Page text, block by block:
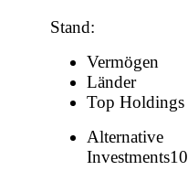
Stand:
Vermögen
Länder
Top Holdings
Alternative
Investments